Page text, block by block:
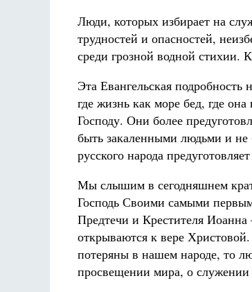
Люди, которых избирает на
трудностей и опасностей,
среди грозной водной стихии.
Эта Евангельская
где жизнь как море бед, где
Господу. Они более
быть закаленными людьми и не
русского народа
Мы слышим в сегодняшнем
Господь Своими самыми
Предтечи и Крестителя Иоанна
открываются к вере
потеряны в нашем народе, то
просвещении мира, о служении